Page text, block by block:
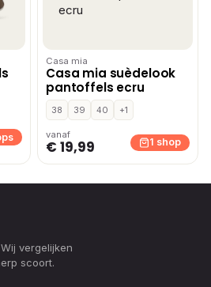
Casa mia
Casa mia suèdelook
pantoffels ecru
38 39 40 +1
vanaf
€ 19,99 1 shop
vergelijken
scoort.